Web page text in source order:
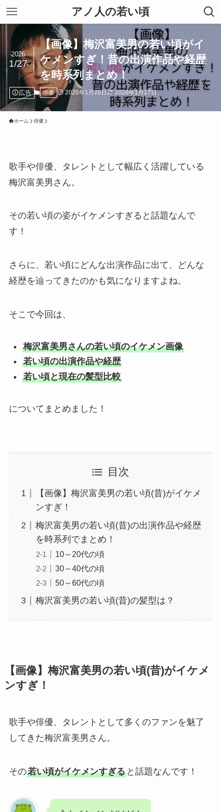
アノ人の若い頃
【画像】梅沢富美男の若い頃がイ
ケメンすぎ！昔の出演作品や経歴
を時系列まとめ！
2026
1/27
広告 俳優 2026年1月26日 2026年1月27日
ホーム 俳優
歌手や俳優、タレントとして幅広く活躍している
梅沢富美男さん。
その若い頃の姿がイケメンすぎると話題なんで
す！
さらに、若い頃にどんな出演作品に出て、どんな
経歴を辿ってきたのかも気になりますよね。
そこで今回は、
梅沢富美男さんの若い頃のイケメン画像
若い頃の出演作品や経歴
若い頃と現在の髪型比較
についてまとめました！
目次
【画像】梅沢富美男の若い頃(昔)がイケメ
ンすぎ！
梅沢富美男の若い頃(昔)の出演作品や経歴
を時系列でまとめ！
10～20代の頃
30～40代の頃
50～60代の頃
梅沢富美男の若い頃(昔)の髪型は？
【画像】梅沢富美男の若い頃(昔)がイケメ
ンすぎ！
歌手や俳優、タレントとして多くのファンを魅了
してきた梅沢富美男さん。
その若い頃がイケメンすぎると話題なんです！